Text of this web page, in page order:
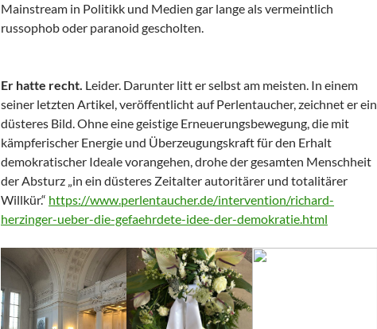
Mainstream in Politikk und Medien gar lange als vermeintlich
russophob oder paranoid gescholten.
Er hatte recht. Leider. Darunter litt er selbst am meisten. In einem
seiner letzten Artikel, veröffentlicht auf Perlentaucher, zeichnet er ein
düsteres Bild. Ohne eine geistige Erneuerungsbewegung, die mit
kämpferischer Energie und Überzeugungskraft für den Erhalt
demokratischer Ideale vorangehen, drohe der gesamten Menschheit
der Absturz „in ein düsteres Zeitalter autoritärer und totalitärer
Willkür.“ https://www.perlentaucher.de/intervention/richard-
herzinger-ueber-die-gefaehrdete-idee-der-demokratie.html